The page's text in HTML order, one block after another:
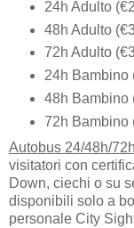
24h Adulto
48h Adulto
72h Adulto
24h Bambino
48h Bambino
72h Bambino
Autobus 24/48h/72h
visitatori con
Down, ciechi o su
disponibili solo a
personale City